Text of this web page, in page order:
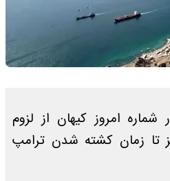
امروز کیهان از لزوم
تا زمان کشته شدن ترامپ